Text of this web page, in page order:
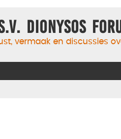
Dionysos
vermaak en discussies